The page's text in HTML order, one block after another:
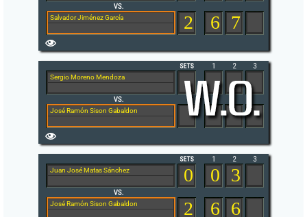
Salvador Jiménez García
2
6 7
Sergio Moreno Mendoza
José Ramón Sison Gabaldon
Juan José Matas Sánchez
José Ramón Sison Gabaldon
0
2
0 3
6 6